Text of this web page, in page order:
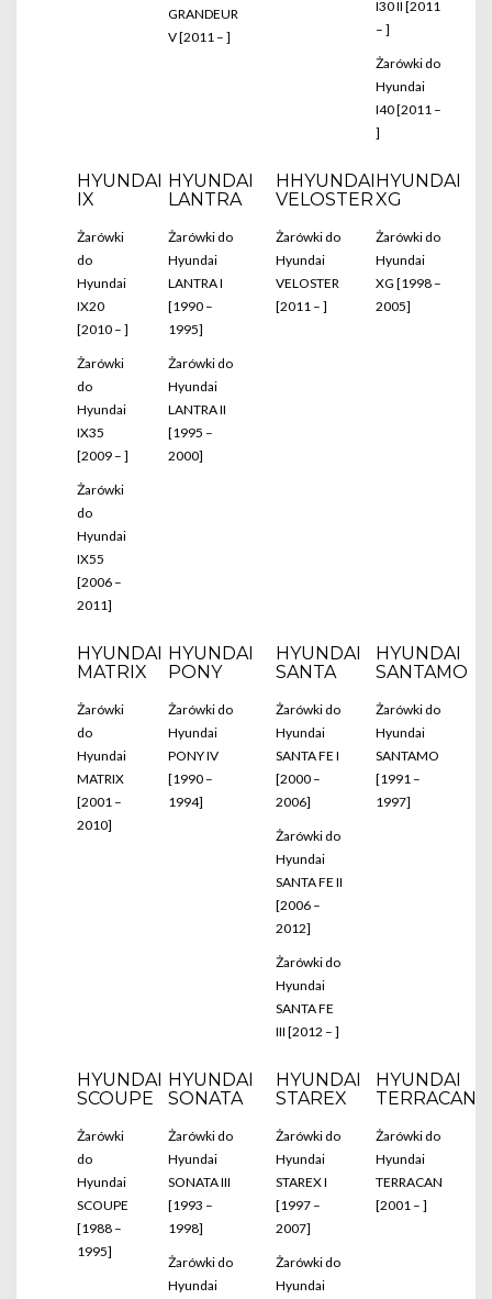
GRANDEUR
V [2011 – ]
I30 II [2011
– ]
Żarówki do
Hyundai
I40 [2011 –
]
HYUNDAI
IX
Żarówki
do
Hyundai
IX20
[2010 – ]
Żarówki
do
Hyundai
IX35
[2009 – ]
Żarówki
do
Hyundai
IX55
[2006 –
2011]
HYUNDAI
LANTRA
Żarówki do
Hyundai
LANTRA I
[1990 –
1995]
Żarówki do
Hyundai
LANTRA II
[1995 –
2000]
HHYUNDAI
VELOSTER
Żarówki do
Hyundai
VELOSTER
[2011 – ]
HYUNDAI
XG
Żarówki do
Hyundai
XG [1998 –
2005]
HYUNDAI
MATRIX
Żarówki
do
Hyundai
MATRIX
[2001 –
2010]
HYUNDAI
PONY
Żarówki do
Hyundai
PONY IV
[1990 –
1994]
HYUNDAI
SANTA
Żarówki do
Hyundai
SANTA FE I
[2000 –
2006]
Żarówki do
Hyundai
SANTA FE II
[2006 –
2012]
Żarówki do
Hyundai
SANTA FE
III [2012 – ]
HYUNDAI
SANTAMO
Żarówki do
Hyundai
SANTAMO
[1991 –
1997]
HYUNDAI
SCOUPE
Żarówki
do
Hyundai
SCOUPE
[1988 –
1995]
HYUNDAI
SONATA
Żarówki do
Hyundai
SONATA III
[1993 –
1998]
Żarówki do
Hyundai
HYUNDAI
STAREX
Żarówki do
Hyundai
STAREX I
[1997 –
2007]
Żarówki do
Hyundai
HYUNDAI
TERRACAN
Żarówki do
Hyundai
TERRACAN
[2001 – ]